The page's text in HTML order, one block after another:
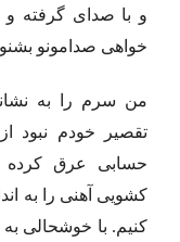
و با صدای گرفته
خواهی صدامونو
من سرم را به
تقصیر خودم نبود
حسابی عرق کرده
کشویی آهنی را به
کنیم. با خوشحالی